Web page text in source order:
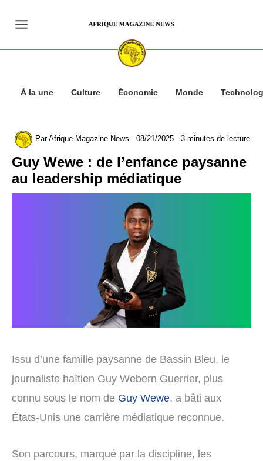
contenu
À la une Culture Économie Monde
ParAfrique Magazine News 08/21/2025 3 minutes de lecture
Guy Wewe : de l’enfance paysanne
au leadership médiatique
Issu d’une famille paysanne de Bassin Bleu, le
journaliste haïtien Guy Webern Guerrier, plus
connu sous le nom de Guy Wewe, a bâti aux
États-Unis une carrière médiatique reconnue.
Son parcours, marqué par la discipline, les